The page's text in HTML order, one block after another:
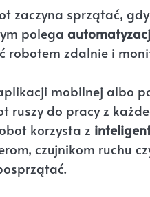
zaczyna sprzątać,
polega
robotem zdalnie i
mobilnej albo
ruszy do pracy z
korzysta z
czujnikom ruchu